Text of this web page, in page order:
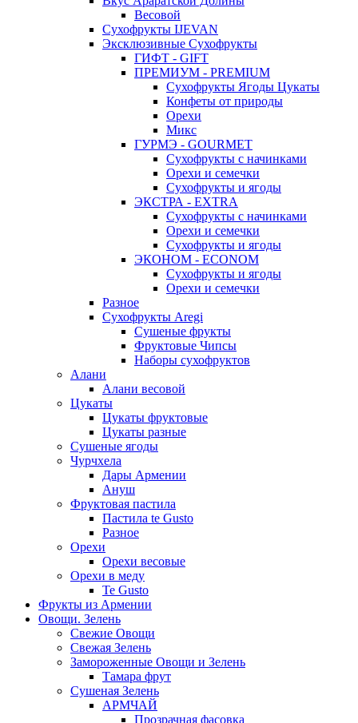
Весовой
Сухофрукты IJEVAN
Эксклюзивные Сухофрукты
ГИФТ - GIFT
ПРЕМИУМ - PREMIUM
Сухофрукты Ягоды Цукаты
Конфеты от природы
Орехи
Микс
ГУРМЭ - GOURMET
Сухофрукты с начинками
Орехи и семечки
Сухофрукты и ягоды
ЭКСТРА - EXTRA
Сухофрукты с начинками
Орехи и семечки
Сухофрукты и ягоды
ЭКОНОМ - ECONOM
Сухофрукты и ягоды
Орехи и семечки
Разное
Сухофрукты Aregi
Сушеные фрукты
Фруктовые Чипсы
Наборы сухофруктов
Алани
Алани весовой
Цукаты
Цукаты фруктовые
Цукаты разные
Сушеные ягоды
Чурчхела
Дары Армении
Ануш
Фруктовая пастила
Пастила te Gusto
Разное
Орехи
Орехи весовые
Орехи в меду
Te Gusto
Фрукты из Армении
Овощи. Зелень
Свежие Овощи
Свежая Зелень
Замороженные Овощи и Зелень
Тамара фрут
Сушеная Зелень
АРМЧАЙ
Прозрачная фасовка